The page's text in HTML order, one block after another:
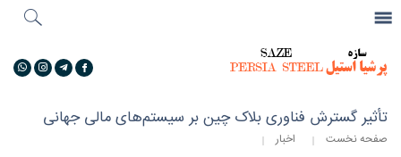
جستجو
تأثیر گسترش فناوری بلاک چین بر سیستم‌های مالی جهانی
صفحه نخست
اخبار